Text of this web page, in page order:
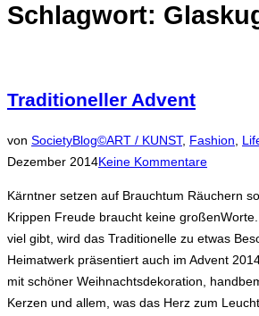
Navigation
umschalten
Schlagwort:
Traditioneller Advent
von SocietyBlog©ART / KUNST, Fashion
Dezember 2014Keine Kommentare
Kärntner setzen auf Brauchtum Räuchern
Krippen Freude braucht keine
viel gibt, wird das Traditionelle zu etwas
Heimatwerk präsentiert auch im Advent
mit schöner Weihnachtsdekoration,
Kerzen und allem, was das Herz zum